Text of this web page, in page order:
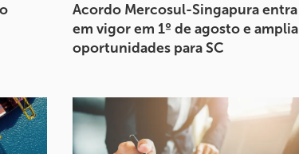
Acordo Mercosul-Singapura entra
em vigor em 1º de agosto e amplia
oportunidades para SC